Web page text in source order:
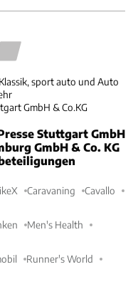
sport auto und Auto
GmbH & Co.KG
Stuttgart GmbH
GmbH & Co. KG
Caravaning Cavallo
Men's Health
Runner's World